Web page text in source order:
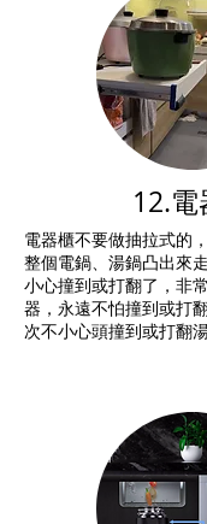
12.電
電器櫃不要做抽拉式的
整個電鍋、湯鍋凸出來
小心撞到或打翻了，非常
器，永遠不怕撞到或打
次不小心頭撞到或打翻